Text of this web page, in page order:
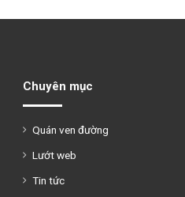
Chuyên mục
Quán ven đường
Lướt web
Tin tức